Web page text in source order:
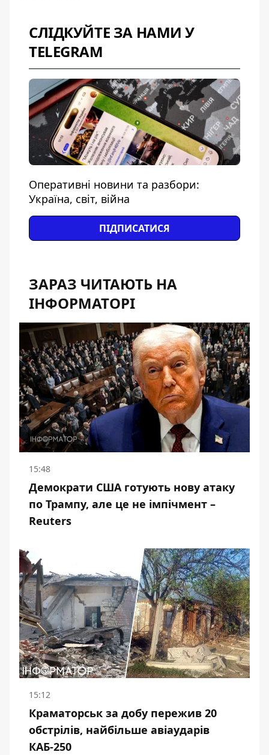
СЛІДКУЙТЕ ЗА НАМИ У
TELEGRAM
Оперативні новини та разбори:
Україна, світ, війна
ПІДПИСАТИСЯ
ЗАРАЗ ЧИТАЮТЬ НА
ІНФОРМАТОРІ
15:48
Демократи США готують нову атаку
по Трампу, але це не імпічмент –
Reuters
15:12
Краматорськ за добу пережив 20
обстрілів, найбільше авіаударів
КАБ-250